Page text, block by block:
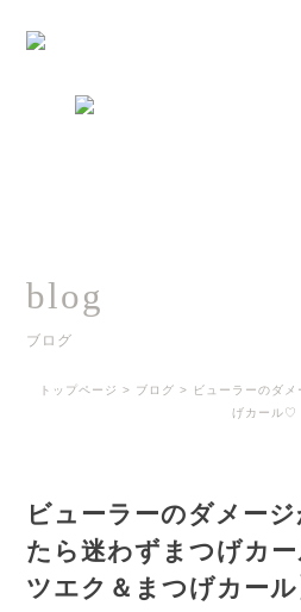
blog
ブログ
トップページ > ブログ >
ビューラーのダ
げカール♡
ビューラーのダメー
たら迷わずまつげカ
ツエク＆まつげカール